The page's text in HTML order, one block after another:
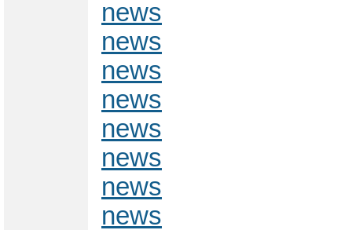
news
news
news
news
news
news
news
news